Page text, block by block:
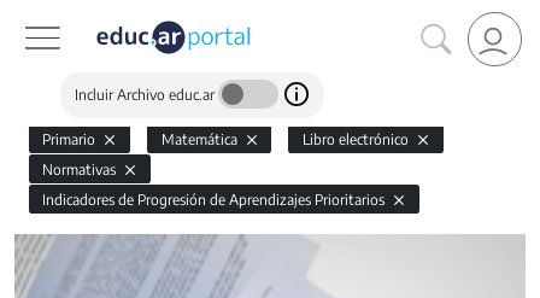
Incluir Archivo educ.ar
Primario Matemática
Libro electrónico
Normativas
Indicadores de Progresión de Aprendizajes Prioritarios